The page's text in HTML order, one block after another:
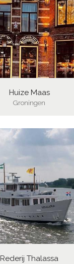
Huize Maas
Groningen
Rederij Thalassa